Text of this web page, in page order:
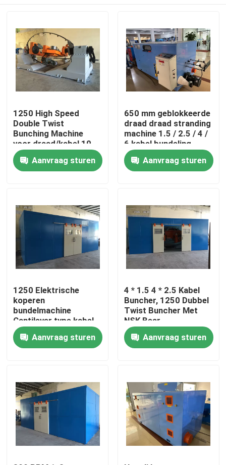
Thuis
Producten
Video's
Over ons
Fabriekstocht
Kwaliteitscontrole
Vraag een offerte
Cable Extruder Machine
1250 High Speed
Double Twist
Bunching Machine
voor draad/kabel 10
16 25 4*2.5
Aanvraag sturen
650 mm geblokkeerde
draad draad stranding
machine 1.5 / 2.5 / 4 /
6 kabel bundeling
machine
Aanvraag sturen
1250 Elektrische
koperen
bundelmachine
Cantilever type kabel
Single Twist Bunching
MachineAanvraag sturen
4 * 1.5 4 * 2.5 Kabel
Buncher, 1250 Dubbel
Twist Buncher Met
NSK Bear
Aanvraag sturen